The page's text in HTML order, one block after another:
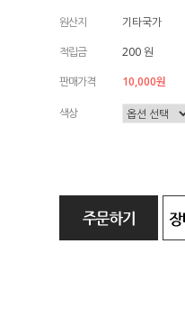
원산지
기타국가
적립금
200 원
판매가격
10,000원
색상